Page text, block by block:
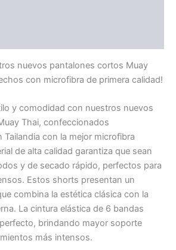
nuevos pantalones cortos Muay
con microfibra de primera calidad!
y comodidad con nuestros nuevos
Thai, confeccionados
Tailandia con la mejor microfibra
de alta calidad garantiza que sean
y de secado rápido, perfectos para
Estos shorts presentan un
combina la estética clásica con la
La cintura elástica de 6 bandas
brindando mayor soporte
más intensos.